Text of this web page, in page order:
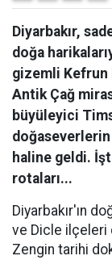
Diyarbakır,
doğa
gizemli Kefrun
Antik Çağ
büyüleyici
doğaseverlerin
haline geldi.
rotaları...
Diyarbakır'ın
ve Dicle ilçeleri
Zengin tarihi